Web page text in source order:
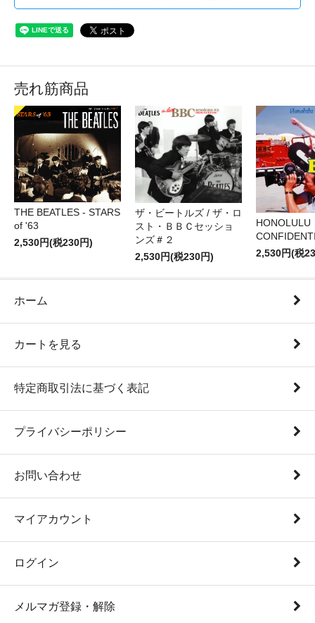
売れ筋商品
THE BEATLES - STARS
of '63
2,530円(税230円)
ザ・ビートルズ / ザ・ロ
スト・ＢＢＣセッショ
ンズ＃２
2,530円(税230円)
HONOLULU
2,530円(税
ホーム
カートを見る
特定商取引法に基づく表記
プライバシーポリシー
お問い合わせ
マイアカウント
ログイン
メルマガ登録・解除